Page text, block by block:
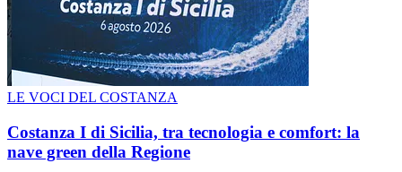
LE VOCI DEL COSTANZA
Costanza I di Sicilia, tra tecnologia e comfort: la
nave green della Regione